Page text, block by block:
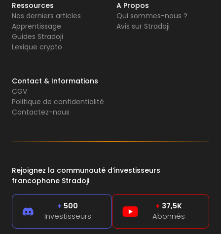
Ressources
Nos derniers articles
Apprentissage
Guides Stradoji
Lexique crypto
A Propos
Qui sommes-nous ?
Avis sur Stradoji
Contact & Informations
CGV
Politique de confidentialité
Contactez-nous
Rejoignez la communauté d’investisseurs
francophone Stradoji
+ 500
Investisseurs
+ 37,5K
Abonnés